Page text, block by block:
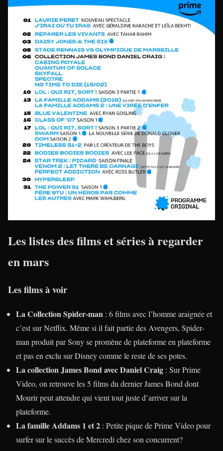
Les listes des films et séries à regarder
en mars
Les films à voir
La Collection Spider-man : 6 films avec l’homme araignée et
c’est sur Netflix. Même si il fait partie des Avengers, Spider-
man produit par Sony se promène de plateforme en plateforme
et pas en exclu sur Disney comme le reste de ses potes.
La collection James Bond avec Daniel Craig : Sur Prime
Video, on retrouve les 5 films du dernier James Bond dont
Mourir peut attendre qui vient tout juste d’arriver sur la
plateforme.
La famille Addams 1 et 2 : Petite pique de Prime Video pour
surfer sur le succès de Mercredi chez son concurrent?